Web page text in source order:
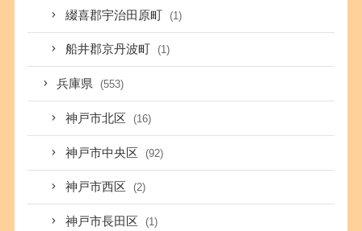
綴喜郡宇治田原町 (1)
船井郡京丹波町 (1)
兵庫県 (553)
神戸市北区 (16)
神戸市中央区 (92)
神戸市西区 (2)
神戸市長田区 (1)